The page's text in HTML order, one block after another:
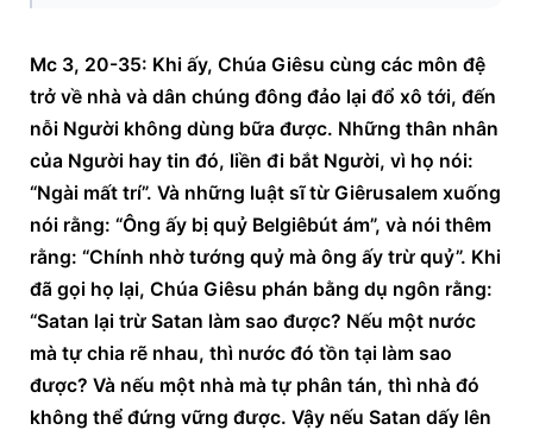
Mc 3, 20-35: Khi ấy, Chúa Giêsu cùng các môn đệ
trở về nhà và dân chúng đông đảo lại đổ xô tới, đến
nỗi Người không dùng bữa được. Những thân nhân
của Người hay tin đó, liền đi bắt Người, vì họ nói:
“Ngài mất trí”. Và những luật sĩ từ Giêrusalem xuống
nói rằng: “Ông ấy bị quỷ Belgiêbút ám”, và nói thêm
rằng: “Chính nhờ tướng quỷ mà ông ấy trừ quỷ”. Khi
đã gọi họ lại, Chúa Giêsu phán bằng dụ ngôn rằng:
“Satan lại trừ Satan làm sao được? Nếu một nước
mà tự chia rẽ nhau, thì nước đó tồn tại làm sao
được? Và nếu một nhà mà tự phân tán, thì nhà đó
không thể đứng vững được. Vậy nếu Satan dấy lên